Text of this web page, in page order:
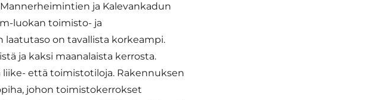
ja Kalevankadun
luokan toimisto- ja
on tavallista korkeampi.
ja kaksi maanalaista kerrosta.
että toimistotiloja. Rakennuksen
johon toimistokerrokset